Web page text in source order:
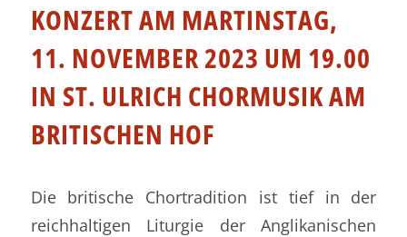
KONZERT AM MARTINSTAG,
11. NOVEMBER 2023 UM 19.00
IN ST. ULRICH CHORMUSIK AM
BRITISCHEN HOF
Die britische Chortradition ist tief in der
reichhaltigen Liturgie der Anglikanischen